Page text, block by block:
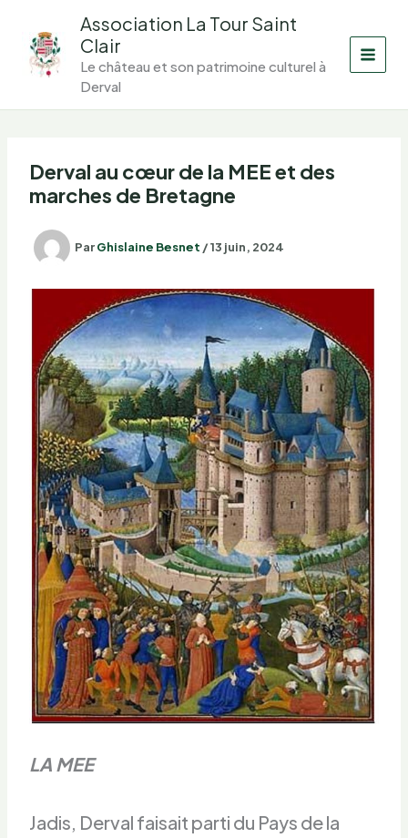
contenu
Association La Tour Saint
Clair
Le château et son patrimoine culturel à
Derval
Derval au cœur de la MEE et des
marches de Bretagne
ParGhislaine Besnet /13 juin, 2024
LA MEE
Jadis, Derval faisait parti du Pays de la